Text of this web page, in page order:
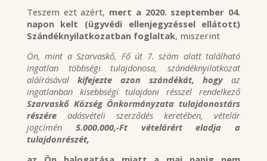
Teszem ezt azért, mert a 2020. szeptember 04.
napon kelt
(ügyvédi ellenjegyzéssel ellátott)
Szándéknyilatkozatban foglaltak, miszerint
Ön, mint a Szarvaskő, Fő út 7. szám alatt található
ingatlan többségi tulajdonosa, szándéknyilatkozat
aláírásával kifejezte azon szándékát, hogy az
ingatlanban kisebbségi tulajdoni résszel rendelkező
Szarvaskő Község Önkormányzata tulajdonostárs
részéreadásvételi szerződés keretében, vételár
jogcímén 5.000.000,-Ft vételárért eladja
a
tulajdonrészét,